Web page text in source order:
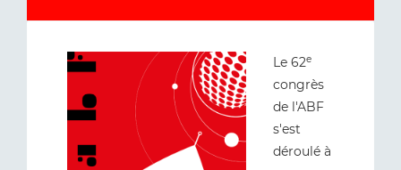
Le 62e
congrès
de l'ABF
s'est
déroulé à